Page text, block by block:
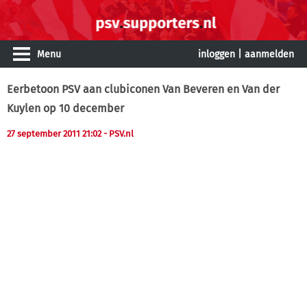
Menu inloggen aanmelden
Eerbetoon PSV aan clubiconen Van Beveren en Van der
Kuylen op 10 december
27 september 2011 21:02- PSV.nl